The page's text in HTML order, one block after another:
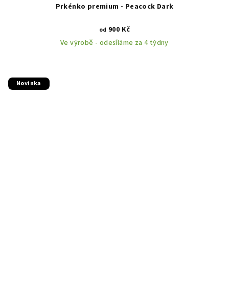
Prkénko premium - Peacock Dark
od 900 Kč
Ve výrobě - odesíláme za 4 týdny
Novinka